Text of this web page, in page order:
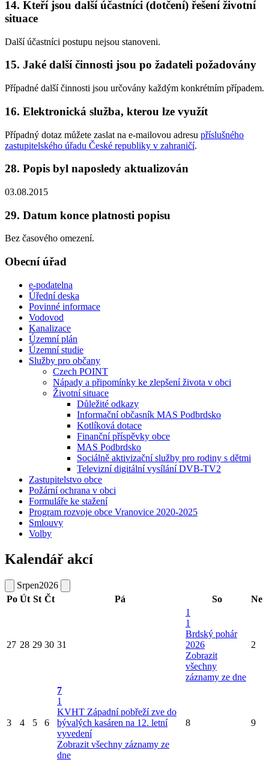
14. Kteří jsou další účastníci (dotčení) řešení životní
situace
Další účastníci postupu nejsou stanoveni.
15. Jaké další činnosti jsou po žadateli požadovány
Případné další činnosti jsou určovány každým konkrétním případem.
16. Elektronická služba, kterou lze využít
Případný dotaz můžete zaslat na e-mailovou adresu příslušného
zastupitelského úřadu České republiky v zahraničí.
28. Popis byl naposledy aktualizován
03.08.2015
29. Datum konce platnosti popisu
Bez časového omezení.
Obecní úřad
e-podatelna
Úřední deska
Povinné informace
Vodovod
Kanalizace
Územní plán
Územní studie
Služby pro občany
Czech POINT
Nápady a připomínky ke zlepšení života v obci
Životní situace
Důležité odkazy
Informační občasník MAS Podbrdsko
Kotlíková dotace
Finanční příspěvky obce
MAS Podbrdsko
Sociálně aktivizační služby pro rodiny s dětmi
Televizní digitální vysílání DVB-TV2
Zastupitelstvo obce
Požární ochrana v obci
Formuláře ke stažení
Program rozvoje obce Vranovice 2020-2025
Smlouvy
Volby
Kalendář akcí
Srpen2026
Po Út St Čt Pá So Ne
27 28 29 30 31
1
1
Brdský pohár
2026
Zobrazit
všechny
záznamy ze dne
2
3 4 5 6
7
1
KVHT Západní pobřeží zve do
bývalých kasáren na 12. letní
vyvedení
Zobrazit všechny záznamy ze
dne
8 9